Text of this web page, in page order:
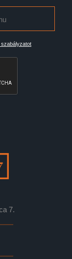
szabályzatot
7.